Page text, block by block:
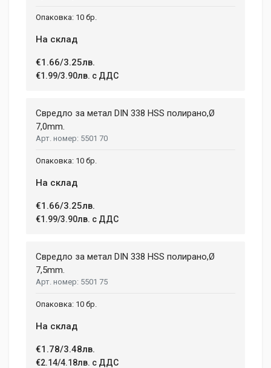
10 бр.
На склад
€1.66/3.25лв.
€1.99/3.90лв. с ДДС
Свредло за метал DIN 338 HSS полирано,Ø
7,0mm.
5501 70
10 бр.
На склад
€1.66/3.25лв.
€1.99/3.90лв. с ДДС
Свредло за метал DIN 338 HSS полирано,Ø
7,5mm.
5501 75
10 бр.
На склад
€1.78/3.48лв.
€2.14/4.18лв. с ДДС